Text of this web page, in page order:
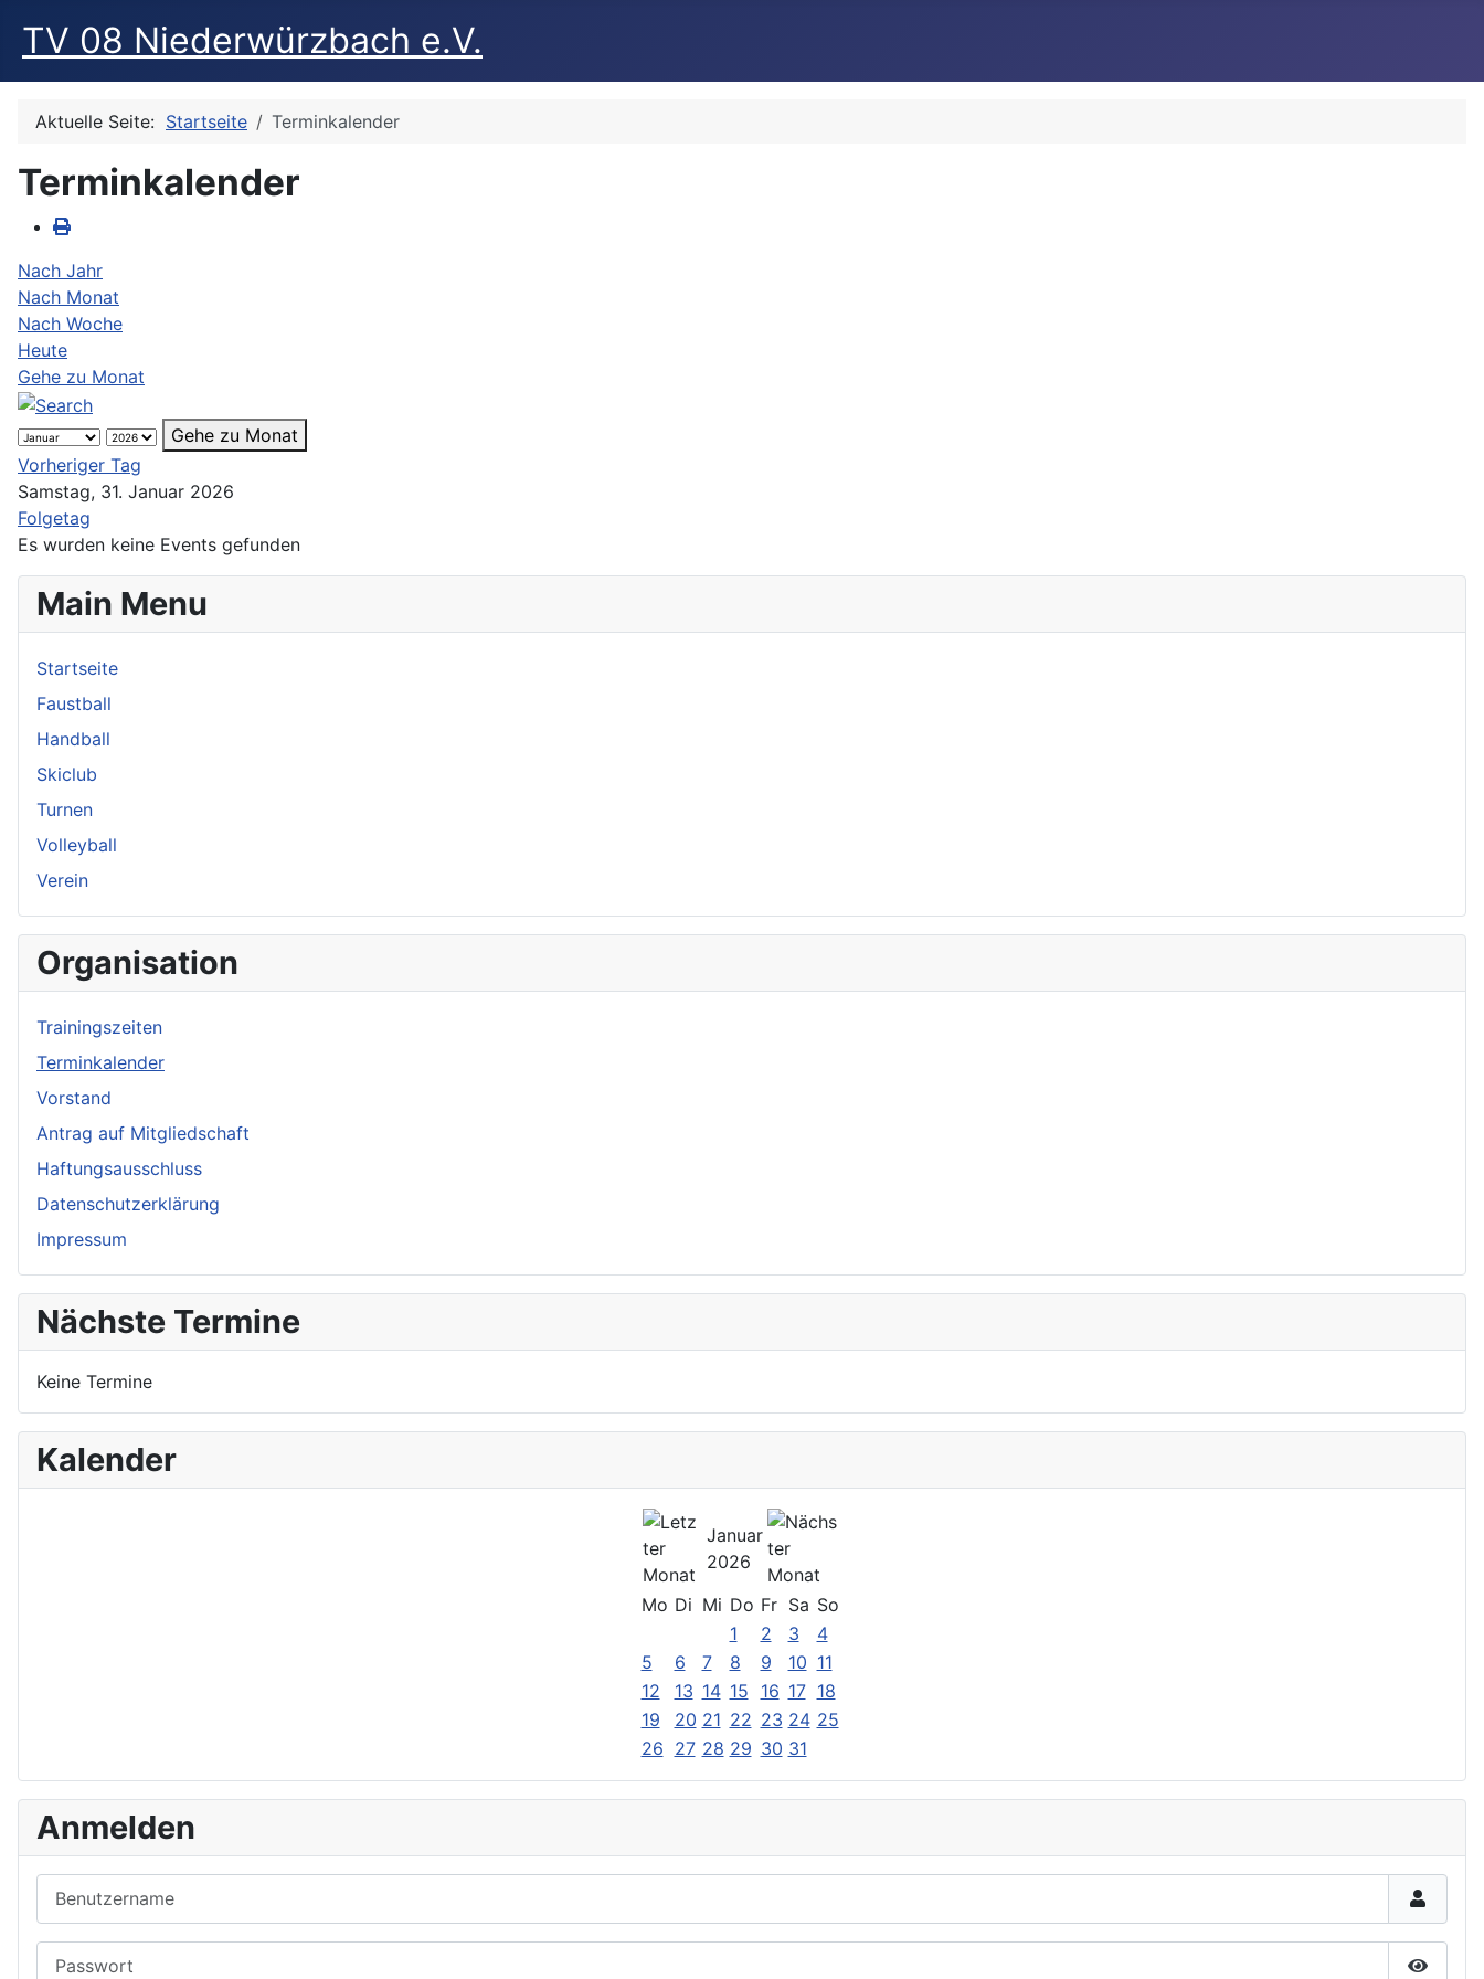
TV 08 Niederwürzbach e.V.
Aktuelle Seite: Startseite Terminkalender
Terminkalender
Nach Jahr
Nach Monat
Nach Woche
Heute
Gehe zu Monat
Gehe zu Monat
Vorheriger Tag
Samstag, 31. Januar 2026
Folgetag
Es wurden keine Events gefunden
Main Menu
Startseite
Faustball
Handball
Skiclub
Turnen
Volleyball
Verein
Organisation
Trainingszeiten
Terminkalender
Vorstand
Antrag auf Mitgliedschaft
Haftungsausschluss
Datenschutzerklärung
Impressum
Nächste Termine
Keine Termine
Kalender
Januar
2026
Mo Di Mi Do Fr Sa So
1
2 3
4
5
6 7 8 9 10 11
12
13 14 15 16 17 18
19
20 21 22 23 24 25
26 27 28 29 30 31
Anmelden